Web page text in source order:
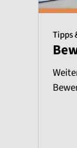
Tipps